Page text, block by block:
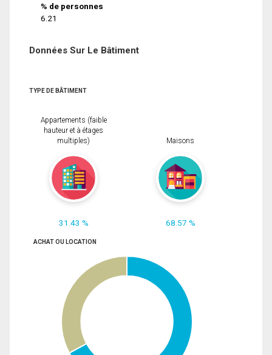
% de personnes
6.21
Données Sur Le Bâtiment
TYPE DE BÂTIMENT
Appartements (faible
hauteur et à étages
multiples)
31.43 %
Maisons
68.57 %
ACHAT OU LOCATION